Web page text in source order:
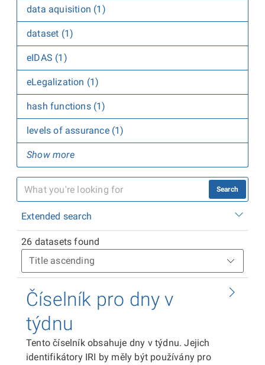
data aquisition (1)
dataset (1)
eIDAS (1)
eLegalization (1)
hash functions (1)
levels of assurance (1)
Show more
Search
Extended search
26 datasets found
Číselník pro dny v
týdnu
Tento číselník obsahuje dny v týdnu. Jejich
identifikátory IRI by měly být používány pro